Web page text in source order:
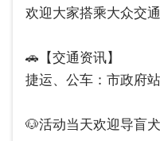
欢迎大家搭乘大众交
🚗【交通资讯】
捷运、公车：市政府
🐶活动当天欢迎导盲